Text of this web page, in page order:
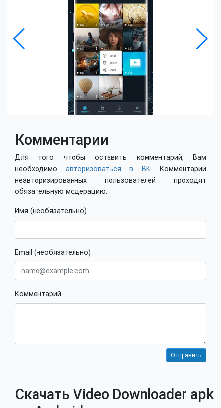
Комментарии
Для того чтобы оставить комментарий, Вам
необходимо авторизоваться в ВК. Комментарии
неавторизированных пользователей проходят
обязательную модерацию.
Имя (необязательно)
Email (необязательно)
Комментарий
Скачать Video Downloader apk